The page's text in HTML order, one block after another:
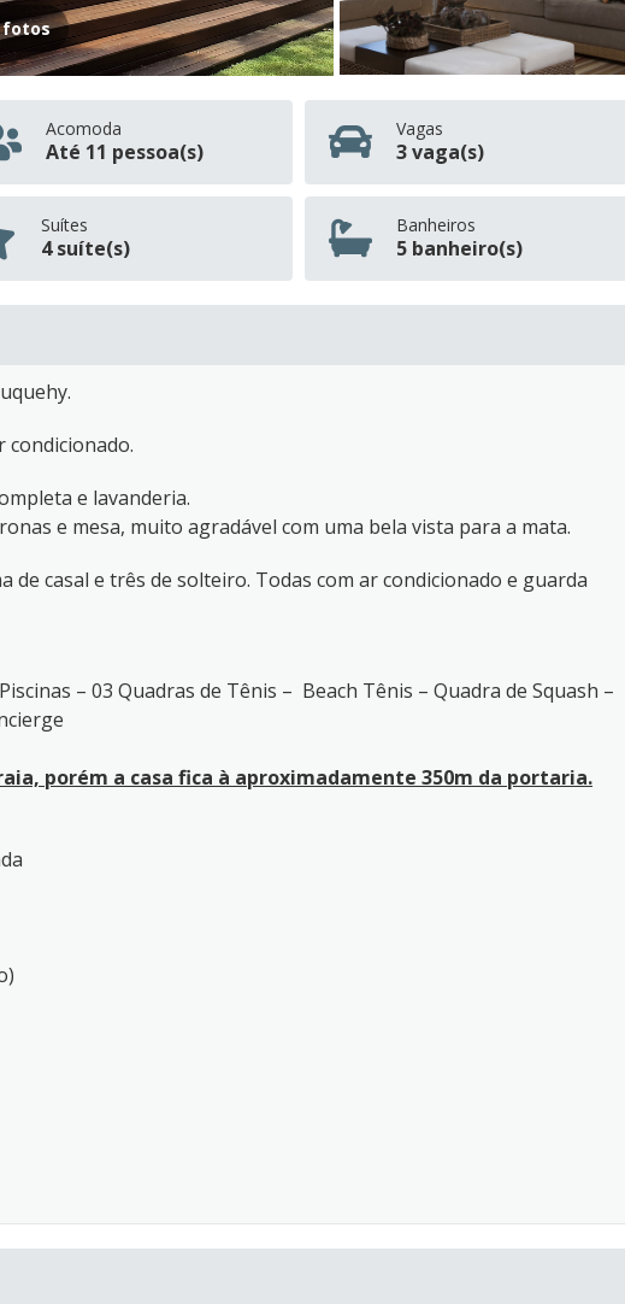
fotos
Acomoda
Até 11 pessoa(s)
Vagas
3 vaga(s)
Suítes
4 suíte(s)
Banheiros
5 banheiro(s)
condicionado.
e lavanderia.
e mesa, muito agradável com uma bela vista para a mata.
casal e três de solteiro. Todas com ar condicionado e guarda
– 03 Quadras de Tênis – Beach Tênis – Quadra de Squash –
porém a casa fica à aproximadamente 350m da portaria.